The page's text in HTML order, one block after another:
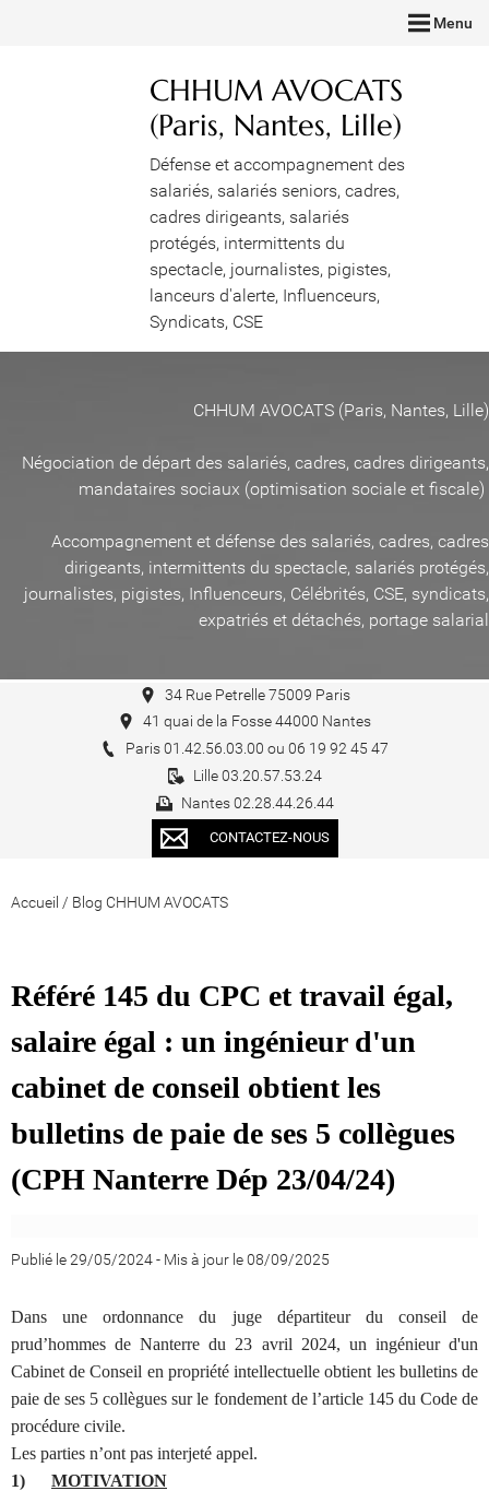
Menu
CHHUM AVOCATS
(Paris, Nantes, Lille)
Défense et accompagnement des
salariés, salariés seniors, cadres,
cadres dirigeants, salariés
protégés, intermittents du
spectacle, journalistes, pigistes,
lanceurs d'alerte, Influenceurs,
Syndicats, CSE
CHHUM AVOCATS (Paris, Nantes, Lille)
Négociation de départ des salariés, cadres, cadres dirigeants,
mandataires sociaux (optimisation sociale et fiscale)
Accompagnement et défense des salariés, cadres, cadres
dirigeants, intermittents du spectacle, salariés protégés,
journalistes, pigistes, Influenceurs, Célébrités, CSE, syndicats,
expatriés et détachés, portage salarial
34 Rue Petrelle 75009 Paris
41 quai de la Fosse 44000 Nantes
Paris 01.42.56.03.00 ou 06 19 92 45 47
Lille 03.20.57.53.24
Nantes 02.28.44.26.44
CONTACTEZ-NOUS
Accueil / Blog CHHUM AVOCATS
Référé 145 du CPC et travail égal,
salaire égal : un ingénieur d'un
cabinet de conseil obtient les
bulletins de paie de ses 5 collègues
(CPH Nanterre Dép 23/04/24)
Publié le 29/05/2024- Mis à jour le 08/09/2025
Dans une ordonnance du juge départiteur du conseil de
prud’hommes de Nanterre du 23 avril 2024, un ingénieur d'un
Cabinet de Conseil en propriété intellectuelle obtient les bulletins de
paie de ses 5 collègues sur le fondement de l’article 145 du Code de
procédure civile.
Les parties n’ont pas interjeté appel.
1) MOTIVATION